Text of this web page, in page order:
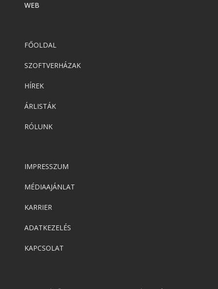
WEB
FŐOLDAL
SZOFTVERHÁZAK
HÍREK
ÁRLISTÁK
RÓLUNK
IMPRESSZUM
MÉDIAAJÁNLAT
KARRIER
ADATKEZELÉS
KAPCSOLAT